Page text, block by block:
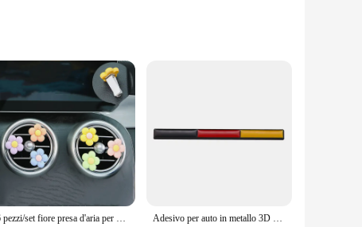
haven. These decorative pieces are not just about
or a professional in the automotive industry, these
6 pezzi/set fiore presa d'aria per auto clip piccola margherita clip per aria condizionata decorazione interna auto regalo per ragazza Adesivo per auto in metallo 3D Germania Francia Italia Bandiera Emblema Badge Decalcomanie per Toyota RAV4 Prius Camry Crown Corolla Auto Car Styling